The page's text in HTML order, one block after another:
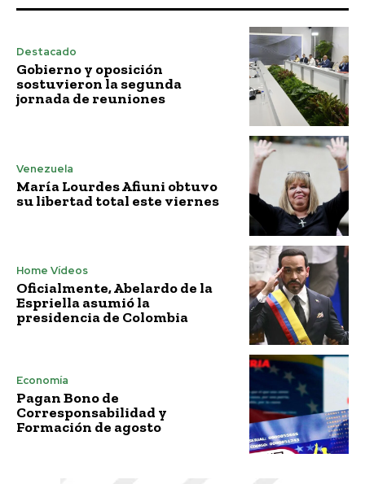
Destacado
Gobierno y oposición
sostuvieron la segunda
jornada de reuniones
Venezuela
María Lourdes Afiuni obtuvo
su libertad total este viernes
Home Vídeos
Oficialmente, Abelardo de la
Espriella asumió la
presidencia de Colombia
Economía
Pagan Bono de
Corresponsabilidad y
Formación de agosto